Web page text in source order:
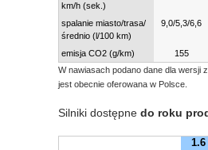
km/h (sek.)
spalanie miasto/trasa/
średnio (l/100 km)
9,0/5,3/6,6
emisja CO2 (g/km)
155
W nawiasach podano dane dla wersji
jest obecnie oferowana w Polsce.
Silniki dostępne do roku
1.6